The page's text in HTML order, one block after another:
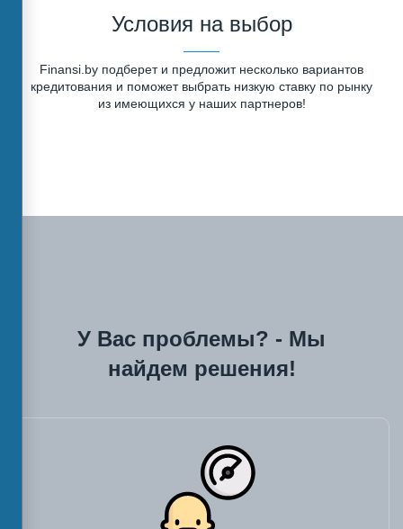
Условия на выбор
Finansi.by подберет и предложит несколько вариантов
кредитования и поможет выбрать низкую ставку по рынку
из имеющихся у наших партнеров!
У Вас проблемы? - Мы
найдем решения!